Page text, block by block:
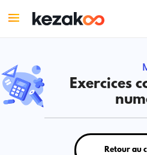
Exercices
Retour au